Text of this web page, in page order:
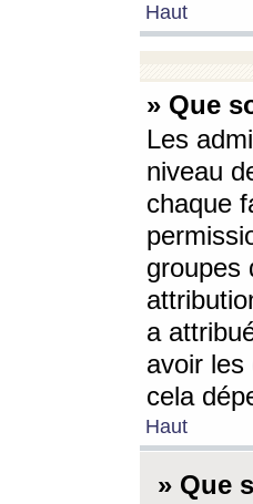
Haut
» Que
Les
niveau
chaque
groupes
a
avoir les
cela
Haut
» Que